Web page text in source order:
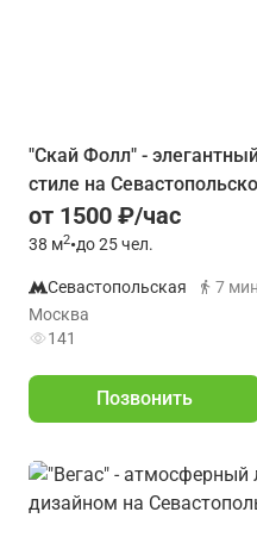
"Скай Фолл" -
стиле на
от 1500 ₽/час
38 м2•до 25 чел.
Севастопольская
7 мин
Москва
141
Позвонить